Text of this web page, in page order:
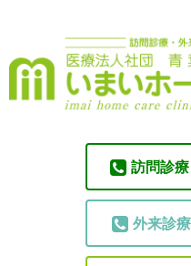
訪問診療
外来診療